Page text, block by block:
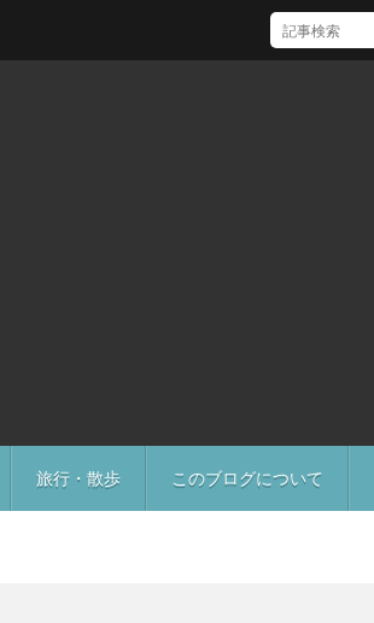
旅行・散歩 このブログについて
[Mac]Mac mini M1 がいい感じ